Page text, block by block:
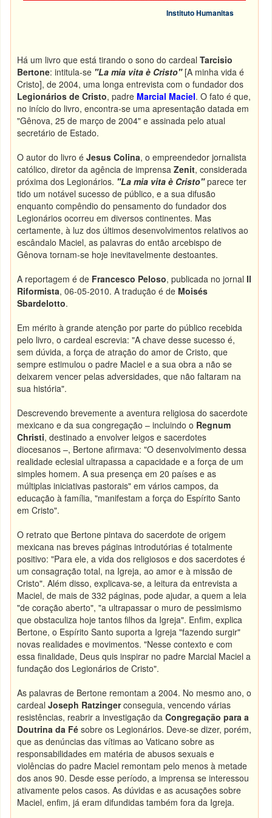
Instituto Humanitas
Há um livro que está tirando o sono do cardealTarcisio
Bertone: intitula-se "La mia vita è Cristo" [A minha vida é
Cristo], de 2004, uma longa entrevista com o fundador dos
Legionários de Cristo, padre Marcial Maciel. O fato é que,
no início do livro, encontra-se uma apresentação datada em
"Gênova, 25 de março de 2004" e assinada pelo atual
secretário de Estado.
O autor do livro éJesus Colina, o empreendedor jornalista
católico, diretor da agência de imprensaZenit, considerada
próxima dos Legionários. "La mia vita è Cristo"parece ter
tido um notável sucesso de público, e a sua difusão
enquanto compêndio do pensamento do fundador dos
Legionários ocorreu em diversos continentes. Mas
certamente, à luz dos últimos desenvolvimentos relativos ao
escândalo Maciel, as palavras do então arcebispo de
Gênova tornam-se hoje inevitavelmente destoantes.
A reportagem é de Francesco Peloso, publicada no jornalIl
Riformista, 06-05-2010. A tradução é de Moisés
Sbardelotto.
Em mérito à grande atenção por parte do público recebida
pelo livro, o cardeal escrevia: "A chave desse sucesso é,
sem dúvida, a força de atração do amor de Cristo, que
sempre estimulou o padre Maciel e a sua obra a não se
deixarem vencer pelas adversidades, que não faltaram na
sua história".
Descrevendo brevemente a aventura religiosa do sacerdote
mexicano e da sua congregação – incluindo o Regnum
Christi, destinado a envolver leigos e sacerdotes
diocesanos –, Bertone afirmava: "O desenvolvimento dessa
realidade eclesial ultrapassa a capacidade e a força de um
simples homem. A sua presença em 20 países e as
múltiplas iniciativas pastorais" em vários campos, da
educação à família, "manifestam a força do Espírito Santo
em Cristo".
O retrato que Bertone pintava do sacerdote de origem
mexicana nas breves páginas introdutórias é totalmente
positivo: "Para ele, a vida dos religiosos e dos sacerdotes é
um consagração total, na Igreja, ao amor e à missão de
Cristo". Além disso, explicava-se, a leitura da entrevista a
Maciel, de mais de 332 páginas, pode ajudar, a quem a leia
"de coração aberto", "a ultrapassar o muro de pessimismo
que obstaculiza hoje tantos filhos da Igreja". Enfim, explica
Bertone, o Espírito Santo suporta a Igreja "fazendo surgir"
novas realidades e movimentos. "Nesse contexto e com
essa finalidade, Deus quis inspirar no padre Marcial Maciel a
fundação dos Legionários de Cristo".
As palavras de Bertone remontam a 2004. No mesmo ano, o
cardealJoseph Ratzingerconseguia, vencendo várias
resistências, reabrir a investigação daCongregação para a
Doutrina da Fé sobre os Legionários. Deve-se dizer, porém,
que as denúncias das vítimas ao Vaticano sobre as
responsabilidades em matéria de abusos sexuais e
violências do padre Maciel remontam pelo menos à metade
dos anos 90. Desde esse período, a imprensa se interessou
ativamente pelos casos. As dúvidas e as acusações sobre
Maciel, enfim, já eram difundidas também fora da Igreja.